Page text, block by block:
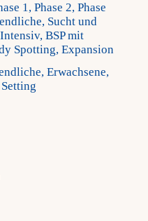
1, Phase 2, Phase
Sucht und
BSP mit
Spotting, Expansion
Erwachsene,